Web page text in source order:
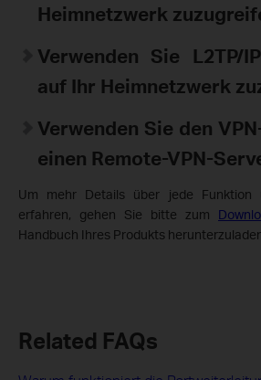
Heimnetzwerk
Verwenden Sie L2TP/
auf Ihr Heimnetzwerk
Verwenden Sie den
einen Remote-VPN-
Um mehr Details über jede Funktion
erfahren, gehen Sie bitte zum
Handbuch Ihres Produkts
Related FAQs